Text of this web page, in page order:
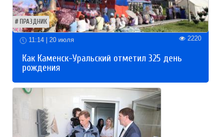
ПРАЗДНИК
11:14 | 20 июля 2220
Как Каменск-Уральский отметил 325 день
рождения